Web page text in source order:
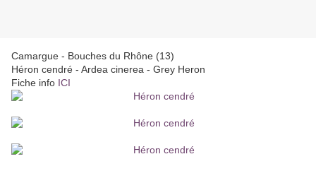
Camargue - Bouches du Rhône (13)
Héron cendré - Ardea cinerea - Grey Heron
Fiche info ICI